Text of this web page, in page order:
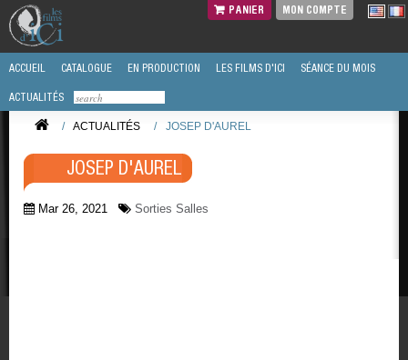
PANIER MON COMPTE
ACCUEIL CATALOGUE EN PRODUCTION LES FILMS D'ICI SÉANCE DU MOIS
ACTUALITÉS
/ ACTUALITÉS / JOSEP D'AUREL
JOSEP D'AUREL
Mar 26, 2021 Sorties Salles